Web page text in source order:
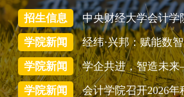
招生信息
学院新闻
学院新闻
学院新闻 会计学院召开2026
森- 财务管理系
共实施机制和
实施机制的监
柯俊
近期，
院助理